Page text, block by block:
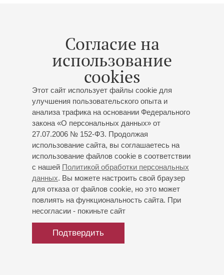
Согласие на
использование
cookies
Этот сайт использует файлы cookie для
улучшения пользовательского опыта и
анализа трафика на основании Федерального
закона «О персональных данных» от
27.07.2006 № 152-ФЗ. Продолжая
использование сайта, вы соглашаетесь на
использование файлов cookie в соответствии
с нашей Политикой обработки персональных
данных. Вы можете настроить свой браузер
для отказа от файлов cookie, но это может
повлиять на функциональность сайта. При
несогласии - покиньте сайт
Подтвердить
: Праздничная увертюра;Бородин
Половецкие пляски из оперы «Князь Игорь»;
Мусоргский: «Ночь на Лысой горе», фантазия для
Чайковский: «Полтавский бой»,
симфонический антракт из оперы «Мазепа»;
Лямкин: Фантазия на тему вальса А.Джойса
«Осенний сон»;К.Ф.Э. Бах - Каландрелли:
«Сольфеджиетто – Метаморфоза», для кларнета с
оркестром;Нарро - Таллада: «Испанский цыган»,
пасодобль для трёх труб с оркестром;Русская
народная песня «Дубинушка» (обработка
Ю.Ильина - И.Полюхова);Диев: Концертное
аллегро для четырёх саксофонов с оркестром;
Бонфа : Музыка из кинофильма «Черный Орфей»;
Шварц: «80 дней вокруг света», фанфары для
оркестра;Лисихин: «Военные музыканты»